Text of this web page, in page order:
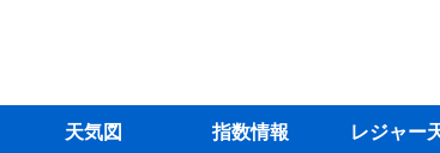
天気図 指数情報 レジャー